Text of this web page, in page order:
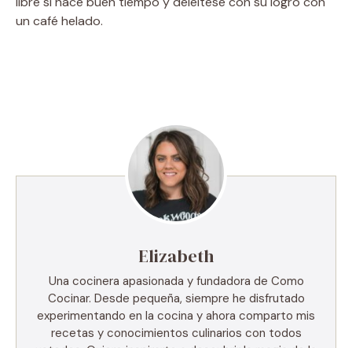
un café helado.
Elizabeth
Una cocinera apasionada y fundadora de Como
Cocinar. Desde pequeña, siempre he disfrutado
experimentando en la cocina y ahora comparto mis
recetas y conocimientos culinarios con todos